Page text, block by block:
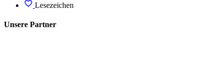
Lesezeichen
Unsere Partner